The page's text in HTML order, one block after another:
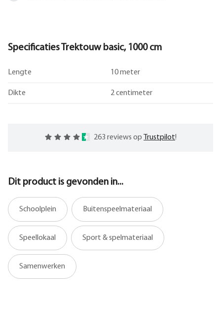
Specificaties Trektouw basic, 1000 cm
Lengte 10 meter
Dikte 2 centimeter
263 reviews op Trustpilot!
Dit product is gevonden in...
Schoolplein Buitenspeelmateriaal
Speellokaal Sport & spelmateriaal
Samenwerken